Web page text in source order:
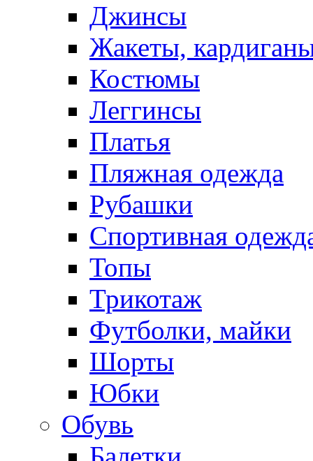
Джинсы
Жакеты,
Костюмы
Леггинсы
Платья
Пляжная одежда
Рубашки
Спортивная
Топы
Трикотаж
Футболки, майки
Шорты
Юбки
Обувь